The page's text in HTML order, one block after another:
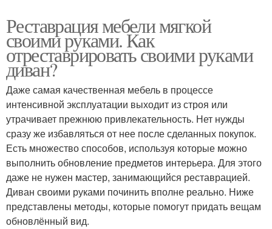
Реставрация мебели мягкой
своими руками. Как
отреставрировать своими руками
диван?
Даже самая качественная мебель в процессе
интенсивной эксплуатации выходит из строя или
утрачивает прежнюю привлекательность. Нет нужды
сразу же избавляться от нее после сделанных покупок.
Есть множество способов, используя которые можно
выполнить обновление предметов интерьера. Для этого
даже не нужен мастер, занимающийся реставрацией.
Диван своими руками починить вполне реально. Ниже
представлены методы, которые помогут придать вещам
обновлённый вид.